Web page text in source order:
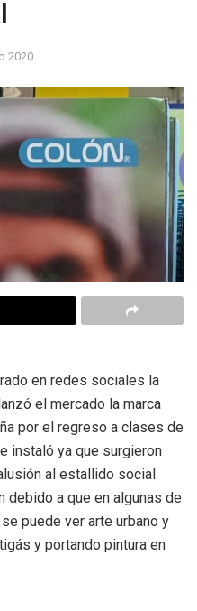
2020
en redes sociales la
el mercado la marca
por el regreso a clases de
instaló ya que surgieron
al estallido social.
debido a que en algunas de
puede ver arte urbano y
y portando pintura en